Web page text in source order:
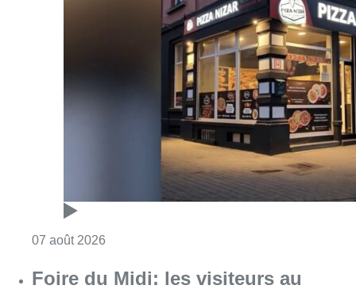
07 août 2026
Foire du Midi: les visiteurs au